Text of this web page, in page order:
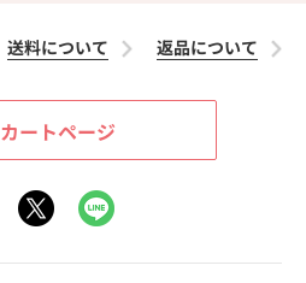
送料について 返品について
カートページ